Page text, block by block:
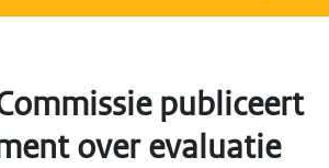
publiceert
over evaluatie